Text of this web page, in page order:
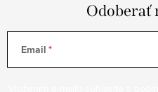
Odoberať
Email